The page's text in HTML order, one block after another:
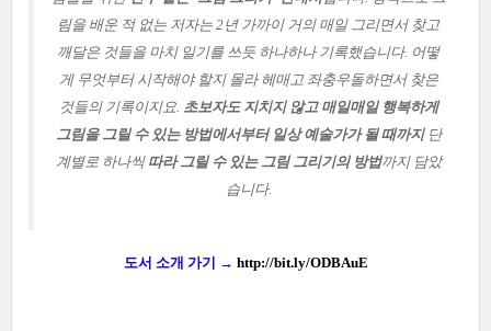
림을 배운 적 없는 저자는 2년 가까이 거의 매일 그리면서 찾고
깨달은 것들을 마치 일기를 쓰듯 하나하나 기록했습니다. 어떻
게 무엇부터 시작해야 할지 몰라 헤매고 좌충우돌하면서 찾은
것들의 기록이지요. 초보자도 지치지 않고 매일매일 행복하게
그림을 그릴 수 있는 방법에서부터 일상 예술가가 될 때까지단
계별로 하나씩따라 그릴 수 있는 그림 그리기의 방법까지 담았
습니다.
도서 소개 가기 → http://bit.ly/ODBAuE